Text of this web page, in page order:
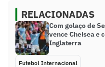
RELACIONADAS
Com golaço de
vence Chelsea e
Inglaterra
Futebol Internacional